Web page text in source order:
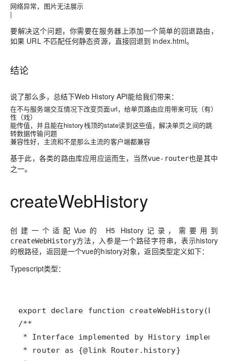
网络异常，图片无法展示
|
要解决这个问题，你需要在服务器上添加一个简单的回退路由，
如果 URL 不匹配任何静态资源，直接回退到 index.html。
结论
说了那么多，总结下Web History API能给我们带来：
在不与服务端交互情况下改变页面url，给单页路由应用带来可玩（有）
性（戏）
能传值，并且能在history栈顶的state读到这些值，解决单页之间的跳
转数据传输问题
兼容性好，主流和不是那么主流的客户端都兼容
基于此，各类的路由库应用应运而生，当然vue-router也是其中
之一。
createWebHistory
创建一个适配Vue的 H5 History记录，需要用到
createWebHistory方法，入参是一个路径字符串，表示history
的根路径，返回是一个vue的history对象，返回类型定义如下：
Typescript类型：